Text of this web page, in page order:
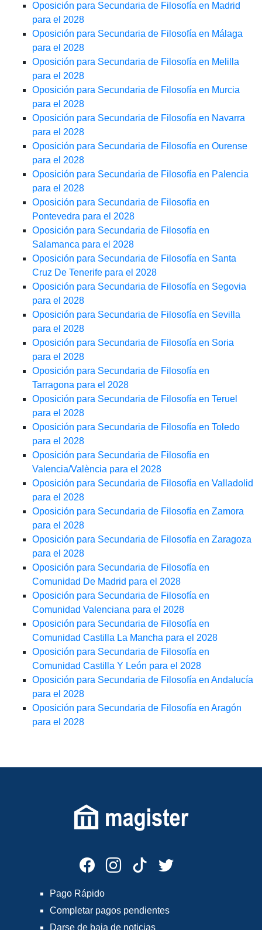
Oposición para Secundaria de Filosofía en Madrid
para el 2028
Oposición para Secundaria de Filosofía en Málaga
para el 2028
Oposición para Secundaria de Filosofía en Melilla
para el 2028
Oposición para Secundaria de Filosofía en Murcia
para el 2028
Oposición para Secundaria de Filosofía en Navarra
para el 2028
Oposición para Secundaria de Filosofía en Ourense
para el 2028
Oposición para Secundaria de Filosofía en Palencia
para el 2028
Oposición para Secundaria de Filosofía en
Pontevedra para el 2028
Oposición para Secundaria de Filosofía en
Salamanca para el 2028
Oposición para Secundaria de Filosofía en Santa
Cruz De Tenerife para el 2028
Oposición para Secundaria de Filosofía en Segovia
para el 2028
Oposición para Secundaria de Filosofía en Sevilla
para el 2028
Oposición para Secundaria de Filosofía en Soria
para el 2028
Oposición para Secundaria de Filosofía en
Tarragona para el 2028
Oposición para Secundaria de Filosofía en Teruel
para el 2028
Oposición para Secundaria de Filosofía en Toledo
para el 2028
Oposición para Secundaria de Filosofía en
Valencia/València para el 2028
Oposición para Secundaria de Filosofía en Valladolid
para el 2028
Oposición para Secundaria de Filosofía en Zamora
para el 2028
Oposición para Secundaria de Filosofía en Zaragoza
para el 2028
Oposición para Secundaria de Filosofía en
Comunidad De Madrid para el 2028
Oposición para Secundaria de Filosofía en
Comunidad Valenciana para el 2028
Oposición para Secundaria de Filosofía en
Comunidad Castilla La Mancha para el 2028
Oposición para Secundaria de Filosofía en
Comunidad Castilla Y León para el 2028
Oposición para Secundaria de Filosofía en Andalucía
para el 2028
Oposición para Secundaria de Filosofía en Aragón
para el 2028
Pago Rápido
Completar pagos pendientes
Darse de baja de noticias